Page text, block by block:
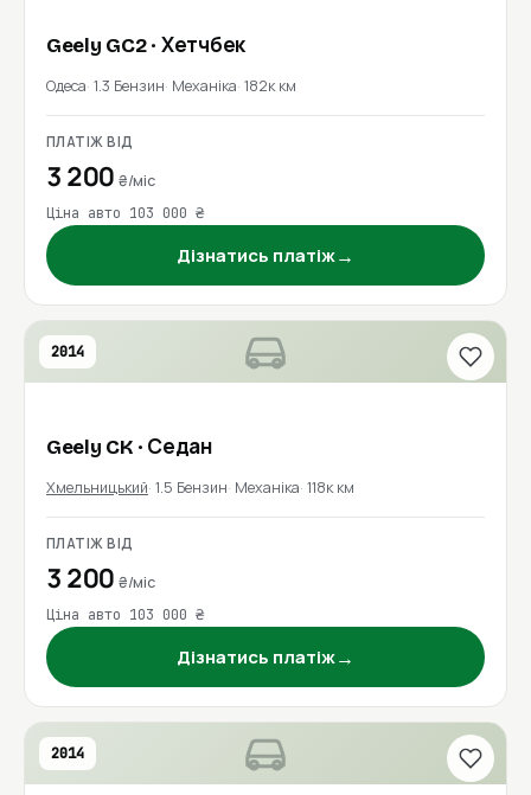
Geely GC2· Хетчбек
Одеса 1.3 Бензин Механіка 182к км
ПЛАТІЖ ВІД
3 200₴/міс
Ціна авто 103 000 ₴
Дізнатись платіж→
2014
Geely CK · Седан
Хмельницький 1.5 Бензин Механіка 118к км
ПЛАТІЖ ВІД
3 200₴/міс
Ціна авто 103 000 ₴
Дізнатись платіж→
2014